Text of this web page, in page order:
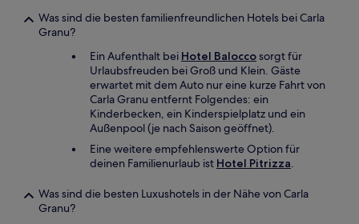
Was sind die besten familienfreundlichen Hotels bei Carla
Granu?
Ein Aufenthalt bei Hotel Baloccosorgt für
Urlaubsfreuden bei Groß und Klein. Gäste
erwartet mit dem Auto nur eine kurze Fahrt von
Carla Granu entfernt Folgendes: ein
Kinderbecken, ein Kinderspielplatz und ein
Außenpool (je nach Saison geöffnet).
Eine weitere empfehlenswerte Option für
deinen Familienurlaub ist Hotel Pitrizza.
Was sind die besten Luxushotels in der Nähe von Carla
Granu?